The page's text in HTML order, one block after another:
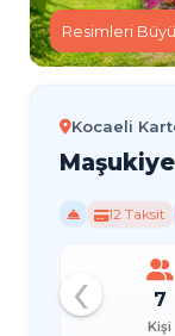
Resimleri
Kocaeli
12 Taksit
7
Kişi
‹